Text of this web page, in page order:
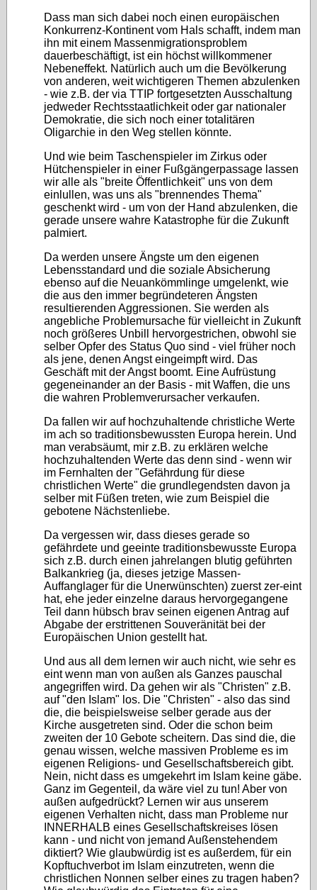
Dass man sich dabei noch einen europäischen
Konkurrenz-Kontinent vom Hals schafft, indem man
ihn mit einem Massenmigrationsproblem
dauerbeschäftigt, ist ein höchst willkommener
Nebeneffekt. Natürlich auch um die Bevölkerung
von anderen, weit wichtigeren Themen abzulenken
- wie z.B. der via TTIP fortgesetzten Ausschaltung
jedweder Rechtsstaatlichkeit oder gar nationaler
Demokratie, die sich noch einer totalitären
Oligarchie in den Weg stellen könnte.
Und wie beim Taschenspieler im Zirkus oder
Hütchenspieler in einer Fußgängerpassage lassen
wir alle als "breite Öffentlichkeit" uns von dem
einlullen, was uns als "brennendes Thema"
geschenkt wird - um von der Hand abzulenken, die
gerade unsere wahre Katastrophe für die Zukunft
palmiert.
Da werden unsere Ängste um den eigenen
Lebensstandard und die soziale Absicherung
ebenso auf die Neuankömmlinge umgelenkt, wie
die aus den immer begründeteren Ängsten
resultierenden Aggressionen. Sie werden als
angebliche Problemursache für vielleicht in Zukunft
noch größeres Unbill hervorgestrichen, obwohl sie
selber Opfer des Status Quo sind - viel früher noch
als jene, denen Angst eingeimpft wird. Das
Geschäft mit der Angst boomt. Eine Aufrüstung
gegeneinander an der Basis - mit Waffen, die uns
die wahren Problemverursacher verkaufen.
Da fallen wir auf hochzuhaltende christliche Werte
im ach so traditionsbewussten Europa herein. Und
man verabsäumt, mir z.B. zu erklären welche
hochzuhaltenden Werte das denn sind - wenn wir
im Fernhalten der "Gefährdung für diese
christlichen Werte" die grundlegendsten davon ja
selber mit Füßen treten, wie zum Beispiel die
gebotene Nächstenliebe.
Da vergessen wir, dass dieses gerade so
gefährdete und geeinte traditionsbewusste Europa
sich z.B. durch einen jahrelangen blutig geführten
Balkankrieg (ja, dieses jetzige Massen-
Auffanglager für die Unerwünschten) zuerst zer-eint
hat, ehe jeder einzelne daraus hervorgegangene
Teil dann hübsch brav seinen eigenen Antrag auf
Abgabe der erstrittenen Souveränität bei der
Europäischen Union gestellt hat.
Und aus all dem lernen wir auch nicht, wie sehr es
eint wenn man von außen als Ganzes pauschal
angegriffen wird. Da gehen wir als "Christen" z.B.
auf "den Islam" los. Die "Christen" - also das sind
die, die beispielsweise selber gerade aus der
Kirche ausgetreten sind. Oder die schon beim
zweiten der 10 Gebote scheitern. Das sind die, die
genau wissen, welche massiven Probleme es im
eigenen Religions- und Gesellschaftsbereich gibt.
Nein, nicht dass es umgekehrt im Islam keine gäbe.
Ganz im Gegenteil, da wäre viel zu tun! Aber von
außen aufgedrückt? Lernen wir aus unserem
eigenen Verhalten nicht, dass man Probleme nur
INNERHALB eines Gesellschaftskreises lösen
kann - und nicht von jemand Außenstehendem
diktiert? Wie glaubwürdig ist es außerdem, für ein
Kopftuchverbot im Islam einzutreten, wenn die
christlichen Nonnen selber eines zu tragen haben?